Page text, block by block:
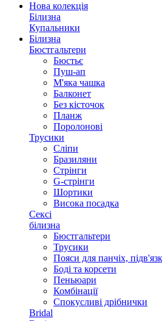
Нова колекція
Білизна
Купальники
Білизна
Бюстгальтери
Бюстьє
Пуш-ап
М'яка чашка
Балконет
Без кісточок
Планж
Поролонові
Трусики
Сліпи
Бразиляни
Стрінги
G-стрінги
Шортики
Висока посадка
Сексі
білизна
Бюстгальтери
Трусики
Пояси для панчіх,
Боді та корсети
Пеньюари
Комбінації
Спокусливі дрібнички
Bridal